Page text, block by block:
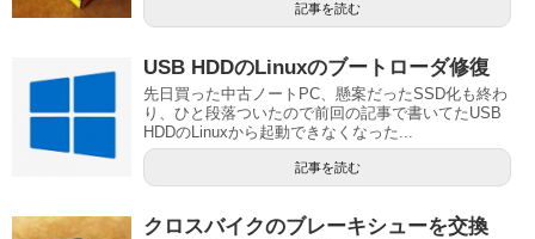
記事を読む
USB HDDのLinuxのブートローダ修復
先日買った中古ノートPC、懸案だったSSD化も終わ
り、ひと段落ついたので前回の記事で書いてたUSB
HDDのLinuxから起動できなくなった...
記事を読む
クロスバイクのブレーキシューを交換